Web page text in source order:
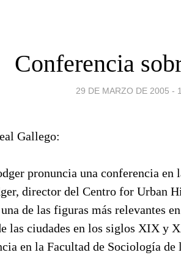
Conferencia
29 DE MARZO DE 2005 -
Gallego:
pronuncia una conferencia en
director del Centro for Urban
de las figuras más relevantes
las ciudades en los siglos XIX y
en la Facultad de Sociología